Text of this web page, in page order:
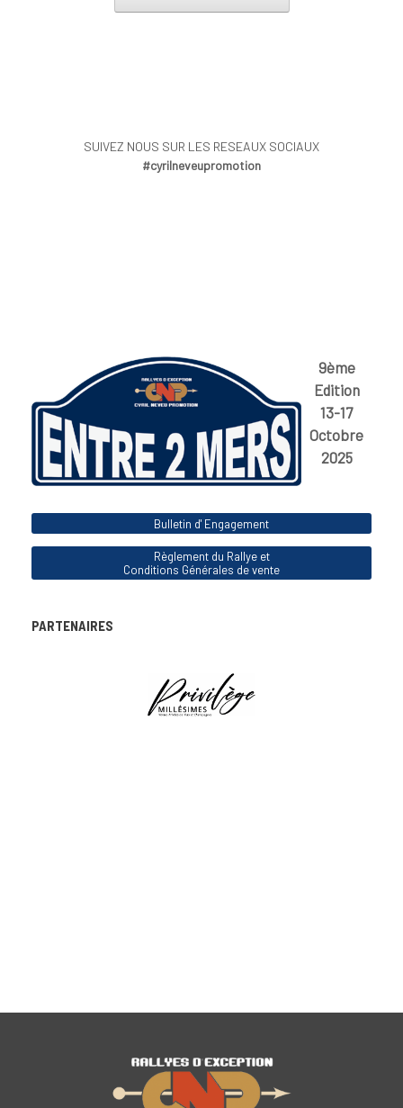
SUIVEZ NOUS SUR LES RESEAUX SOCIAUX
#cyrilneveupromotion
9ème
Edition
13-17
Octobre
2025
Bulletin d' Engagement
Règlement du Rallye et
Conditions Générales de vente
PARTENAIRES